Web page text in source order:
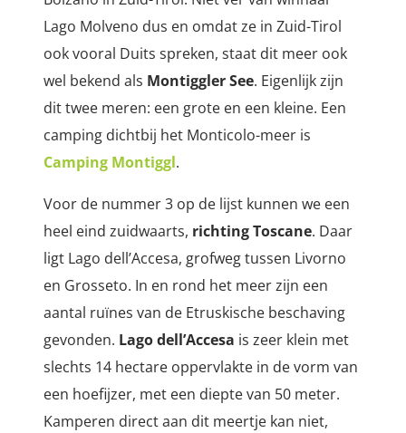
Lago Molveno dus en omdat ze in Zuid-Tirol
ook vooral Duits spreken, staat dit meer ook
wel bekend als Montiggler See. Eigenlijk zijn
dit twee meren: een grote en een kleine. Een
camping dichtbij het Monticolo-meer is
Camping Montiggl.
Voor de nummer 3 op de lijst kunnen we een
heel eind zuidwaarts, richting Toscane. Daar
ligt Lago dell’Accesa, grofweg tussen Livorno
en Grosseto. In en rond het meer zijn een
aantal ruïnes van de Etruskische beschaving
gevonden. Lago dell’Accesa is zeer klein met
slechts 14 hectare oppervlakte in de vorm van
een hoefijzer, met een diepte van 50 meter.
Kamperen direct aan dit meertje kan niet,